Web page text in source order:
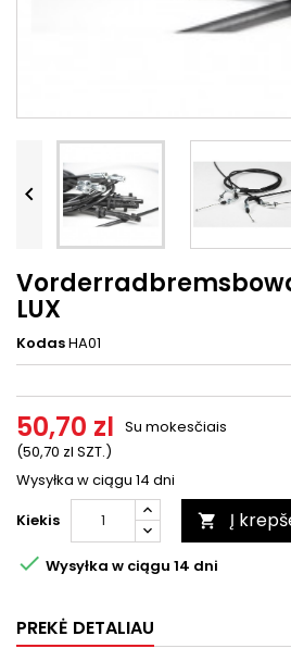


LUX
KodasHA01
50,70 zl
(50,70 zl SZT.)
Su mokesčiais
Wysyłka w ciągu 14 dni
Kiekis
 Į
 Wysyłka w ciągu 14 dni
PREKĖ DETALIAU